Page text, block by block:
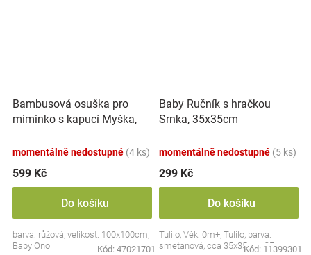
Bambusová osuška pro
miminko s kapucí Myška,
momentálně nedostupné (4 ks)
599 Kč
Do košíku
barva: růžová, velikost: 100x100cm,
Baby Ono
Kód: 47021701
Baby Ručník s hračkou
Srnka, 35x35cm
momentálně nedostupné (5 ks)
299 Kč
Do košíku
Tulilo, Věk: 0m+, Tulilo, barva:
smetanová, cca 35x35cm, CE
Kód: 11399301